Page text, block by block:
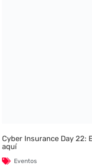
Cyber Insurance Day 22:
aquí
Eventos